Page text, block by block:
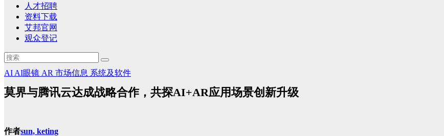
人才招聘
资料下载
艾邦官网
观众登记
AI AI眼镜 AR 市场信息 系统及软件
莫界与腾讯云达成战略合作，共探AI+AR应用场景创新升级
作者sun, keting